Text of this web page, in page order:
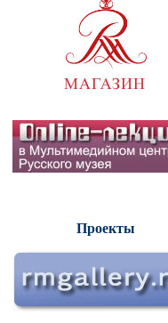
Проекты